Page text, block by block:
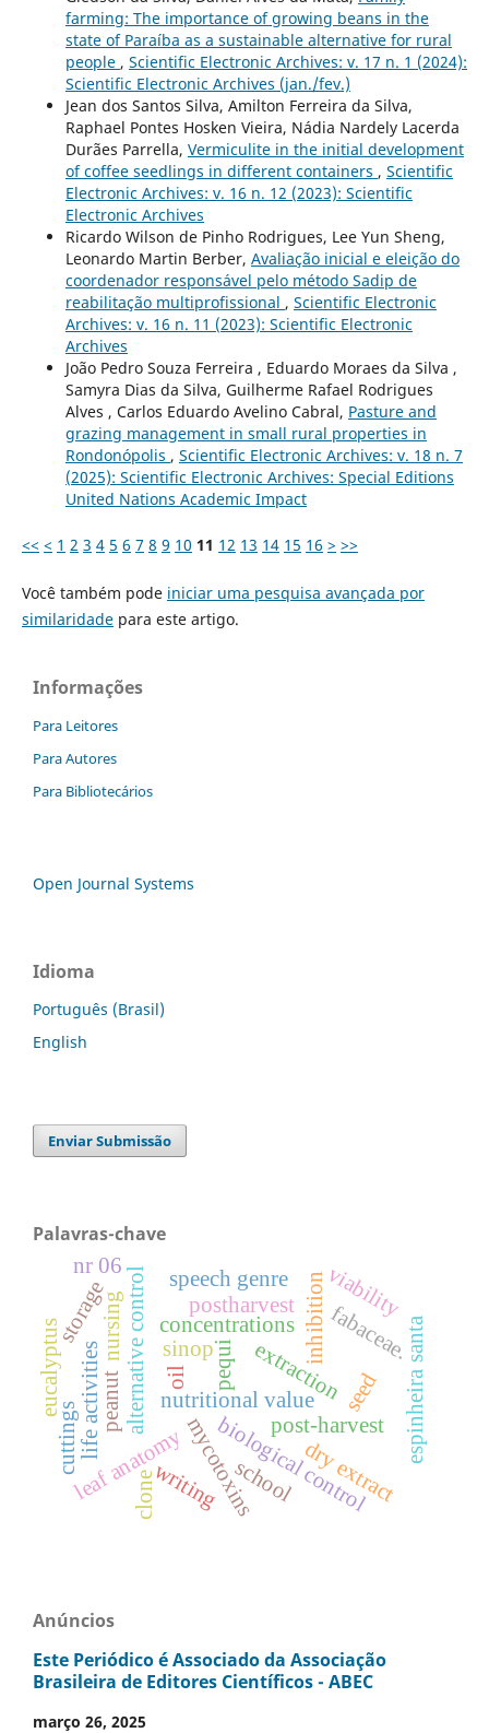
farming: The importance of growing beans in the
state of Paraíba as a sustainable alternative for rural
people , Scientific Electronic Archives: v. 17 n. 1 (2024):
Scientific Electronic Archives (jan./fev.)
Jean dos Santos Silva, Amilton Ferreira da Silva,
Raphael Pontes Hosken Vieira, Nádia Nardely Lacerda
Durães Parrella, Vermiculite in the initial development
of coffee seedlings in different containers , Scientific
Electronic Archives: v. 16 n. 12 (2023): Scientific
Electronic Archives
Ricardo Wilson de Pinho Rodrigues, Lee Yun Sheng,
Leonardo Martin Berber, Avaliação inicial e eleição do
coordenador responsável pelo método Sadip de
reabilitação multiprofissional , Scientific Electronic
Archives: v. 16 n. 11 (2023): Scientific Electronic
Archives
João Pedro Souza Ferreira , Eduardo Moraes da Silva ,
Samyra Dias da Silva, Guilherme Rafael Rodrigues
Alves , Carlos Eduardo Avelino Cabral, Pasture and
grazing management in small rural properties in
Rondonópolis , Scientific Electronic Archives: v. 18 n. 7
(2025): Scientific Electronic Archives: Special Editions
United Nations Academic Impact
<< < 1 2 3 4 5 6 7 8 9 10 11 12 13 14 15 16 > >>
Você também pode iniciar uma pesquisa avançada por
similaridadepara este artigo.
Informações
Para Leitores
Para Autores
Para Bibliotecários
Open Journal Systems
Idioma
Português (Brasil)
English
Enviar Submissão
Palavras-chave
concentrations inhibition
postharvest
alternative control extraction
nutritional value
oil pequi
biological control
post-harvest
mycotoxins
peanut
leaf anatomy
fabaceae.
writing
speech genre
espinheira santa
dry extract
life activities
nursing
storage
seed
viability
cuttings
eucalyptus
clone
sinop
school
nr 06
Anúncios
Este Periódico é Associado da Associação
Brasileira de Editores Científicos - ABEC
março 26, 2025